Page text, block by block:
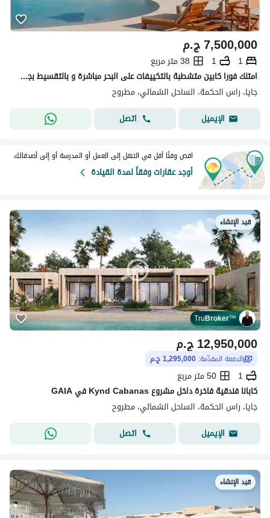
ج.م7,500,000
1
1
38 متر مربع
امتلك فورا كابين متشطبة بالتكييفات على البحر مباشرة و بالتقسيط بجوار ماونتن فيو رأس الحكمة
جايا، راس الحكمة، الساحل الشمالي، مطروح
الإيميل
اتصل
اقض وقتًا أقل في التنقل إلى العمل أو المدرسة أو إلى أصدقائك
أوجد عقارات وفقاً لمدة القيادة
قيد الإنشاء
TruBroker™
ج.م12,950,000
الدفعة المقدّمة: 1,295,000 ج.م
1
50 متر مربع
كابانا فندقية فاخرة داخل مشروع Kynd Cabanas في GAIA
جايا، راس الحكمة، الساحل الشمالي، مطروح
الإيميل
اتصل
قيد الإنشاء